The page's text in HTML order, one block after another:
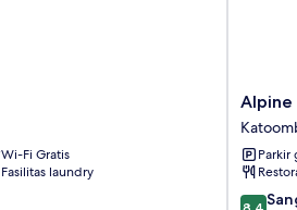
Wi-Fi Gratis
Fasilitas laundry
Alpine
Motor
Inn
Parkir
8.4